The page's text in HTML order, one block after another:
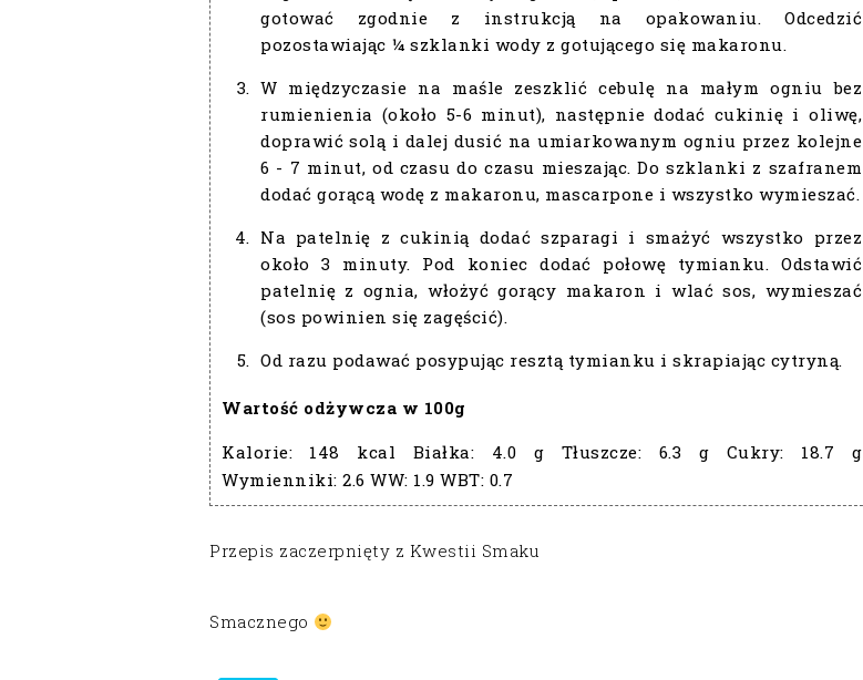
gotować zgodnie z instrukcją na opakowaniu. Odcedzić
pozostawiając ¼ szklanki wody z gotującego się makaronu.
W międzyczasie na maśle zeszklić cebulę na małym ogniu bez
rumienienia (około 5-6 minut), następnie dodać cukinię i oliwę,
doprawić solą i dalej dusić na umiarkowanym ogniu przez kolejne
6 - 7 minut, od czasu do czasu mieszając. Do szklanki z szafranem
dodać gorącą wodę z makaronu, mascarpone i wszystko wymieszać.
Na patelnię z cukinią dodać szparagi i smażyć wszystko przez
około 3 minuty. Pod koniec dodać połowę tymianku. Odstawić
patelnię z ognia, włożyć gorący makaron i wlać sos, wymieszać
(sos powinien się zagęścić).
Od razu podawać posypując resztą tymianku i skrapiając cytryną.
Wartość odżywcza w 100g
Kalorie: 148 kcal Białka: 4.0 g Tłuszcze: 6.3 g Cukry: 18.7 g
Wymienniki: 2.6 WW: 1.9 WBT: 0.7
Przepis zaczerpnięty z Kwestii Smaku
Smacznego